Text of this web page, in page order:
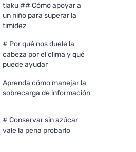
tlaku ## Cómo apoyar a
un niño para superar la
timidez
# Por qué nos duele la
cabeza por el clima y qué
puede ayudar
Aprenda cómo manejar la
sobrecarga de información
# Conservar sin azúcar
vale la pena probarlo